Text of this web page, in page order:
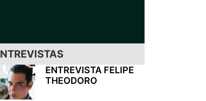
ENTREVISTA FELIPE
THEODORO